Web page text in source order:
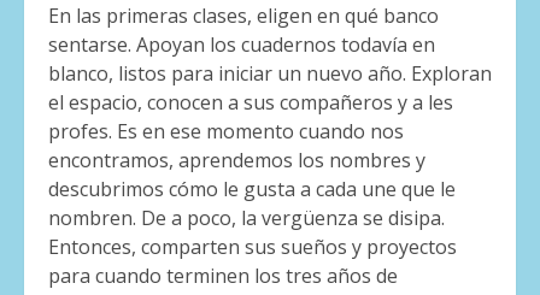
En las primeras clases, eligen en qué banco
sentarse. Apoyan los cuadernos todavía en
blanco, listos para iniciar un nuevo año. Exploran
el espacio, conocen a sus compañeros y a les
profes. Es en ese momento cuando nos
encontramos, aprendemos los nombres y
descubrimos cómo le gusta a cada une que le
nombren. De a poco, la vergüenza se disipa.
Entonces, comparten sus sueños y proyectos
para cuando terminen los tres años de